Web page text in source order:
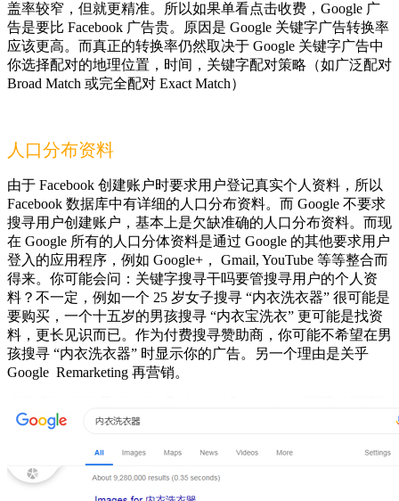
盖率较窄，但就更精准。所以如果单看点击收费，Google 广
告是要比 Facebook 广告贵。原因是 Google 关键字广告转换率
应该更高。而真正的转换率仍然取决于 Google 关键字广告中
你选择配对的地理位置，时间，关键字配对策略（如广泛配对
Broad Match 或完全配对 Exact Match）
人口分布资料
由于 Facebook 创建账户时要求用户登记真实个人资料，所以
Facebook 数据库中有详细的人口分布资料。而 Google 不要求
搜寻用户创建账户，基本上是欠缺准确的人口分布资料。而现
在 Google 所有的人口分体资料是通过 Google 的其他要求用户
登入的应用程序，例如 Google+， Gmail, YouTube 等等整合而
得来。你可能会问：关键字搜寻干吗要管搜寻用户的个人资
料？不一定，例如一个 25 岁女子搜寻 “内衣洗衣器” 很可能是
要购买，一个十五岁的男孩搜寻 “内衣宝洗衣” 更可能是找资
料，更长见识而已。作为付费搜寻赞助商，你可能不希望在男
孩搜寻 “内衣洗衣器” 时显示你的广告。另一个理由是关乎
Google Remarketing 再营销。